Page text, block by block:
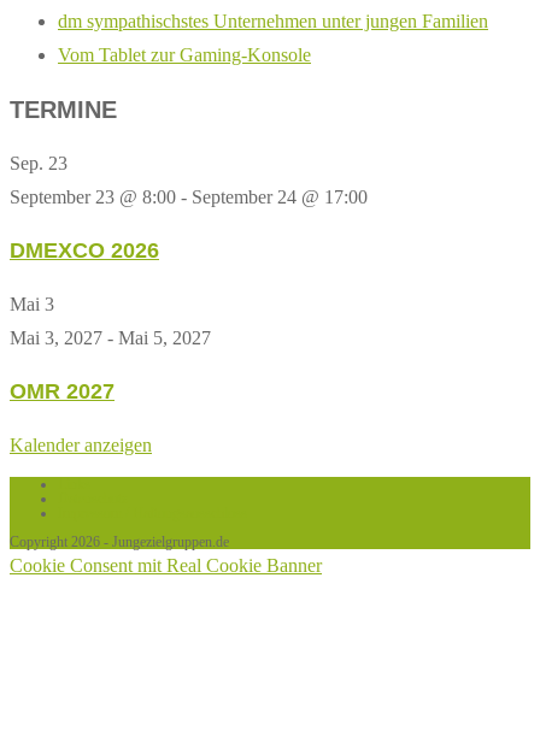
dm sympathischstes Unternehmen unter jungen Familien
Vom Tablet zur Gaming-Konsole
TERMINE
Sep. 23
September 23 @ 8:00 - September 24 @ 17:00
DMEXCO 2026
Mai 3
Mai 3, 2027 - Mai 5, 2027
OMR 2027
Kalender anzeigen
Copyright 2026 - Jungezielgruppen.de
Cookie Consent mit Real Cookie Banner